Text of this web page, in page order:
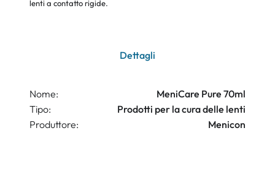
lenti a contatto rigide.
Dettagli
Nome:
MeniCare Pure 70ml
Tipo:
Prodotti per la cura delle lenti
Produttore:
Menicon